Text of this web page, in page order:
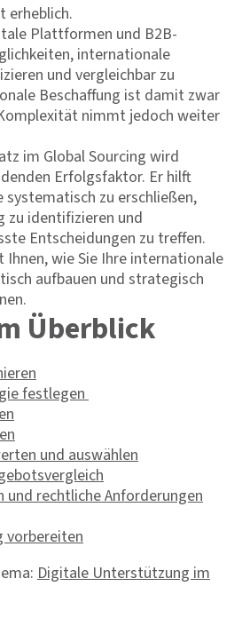
erheblich.
Plattformen und B2B-
internationale
und vergleichbar zu
Beschaffung ist damit zwar
nimmt jedoch weiter
im Global Sourcing wird
Erfolgsfaktor. Er hilft
systematisch zu erschließen,
zu identifizieren und
Entscheidungen zu treffen.
Ihnen, wie Sie Ihre internationale
aufbauen und strategisch
Überblick
festlegen
und auswählen
und rechtliche Anforderungen
vorbereiten
Digitale Unterstützung im